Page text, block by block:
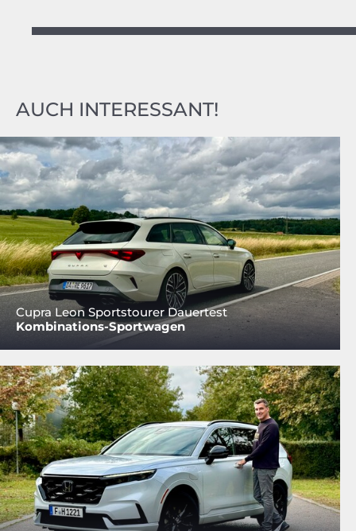
AUCH INTERESSANT!
Cupra Leon Sportstourer Dauertest
Kombinations-Sportwagen